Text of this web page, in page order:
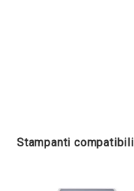
Stampanti compatibili